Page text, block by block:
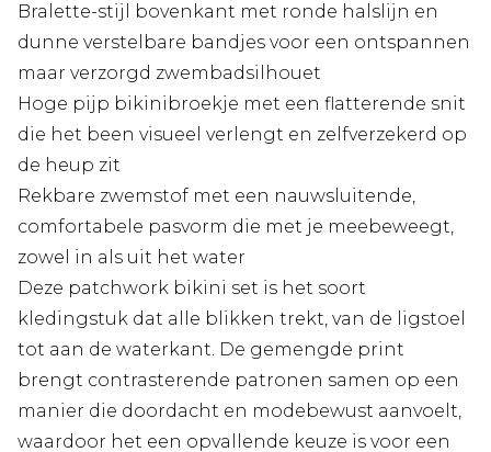
Bralette-stijl bovenkant met ronde halslijn en
dunne verstelbare bandjes voor een ontspannen
maar verzorgd zwembadsilhouet
Hoge pijp bikinibroekje met een flatterende snit
die het been visueel verlengt en zelfverzekerd op
de heup zit
Rekbare zwemstof met een nauwsluitende,
comfortabele pasvorm die met je meebeweegt,
zowel in als uit het water
Deze patchwork bikini set is het soort
kledingstuk dat alle blikken trekt, van de ligstoel
tot aan de waterkant. De gemengde print
brengt contrasterende patronen samen op een
manier die doordacht en modebewust aanvoelt,
waardoor het een opvallende keuze is voor een